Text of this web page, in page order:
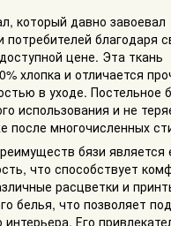
который давно завоевал
потребителей благодаря
цене. Эта ткань
хлопка и отличается
в уходе. Постельное
использования и не
многочисленных
бязи является
что способствует
расцветки и
белья, что позволяет
Его